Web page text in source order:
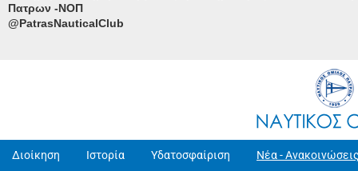
Πατρων -ΝΟΠ
@PatrasNauticalClub
Διοίκηση Ιστορία Υδατοσφαίριση Νέα -